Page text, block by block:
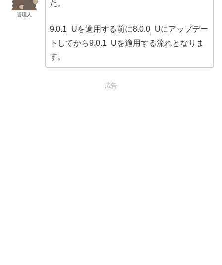
管理人
た。
9.0.1_Uを適用する前に8.0.0_Uにアップデー
トしてから9.0.1_Uを適用する流れとなりま
す。
広告